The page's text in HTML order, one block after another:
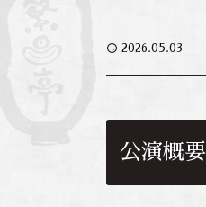
access_time 2026.05.03
公演概要